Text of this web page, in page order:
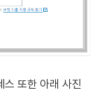
스 또한 아래 사진